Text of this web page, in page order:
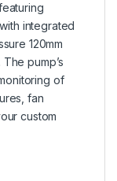
with integrated
120mm
pump’s
of
fan
custom